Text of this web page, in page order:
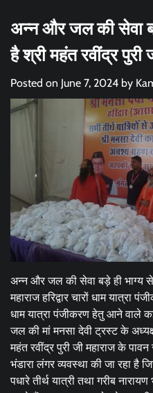
अन्न और जल की सेवा
है श्री महंत रवींद्र पुरी
Posted on June 7, 2024 by
अन्न और जल की सेवा बड़े ही भाग्य से
महाराज हरिद्वार चारों धाम यात्रा
धाम यात्रा पंजीकरण हेतु आने वाले
जल की मां मनसा देवी ट्रस्ट के
महंत रवींद्र पुरी जी महाराज के पावन
भंडारा लंगर व्यवस्था की जा रहा है
पधारे तीर्थ यात्री तथा गरीब